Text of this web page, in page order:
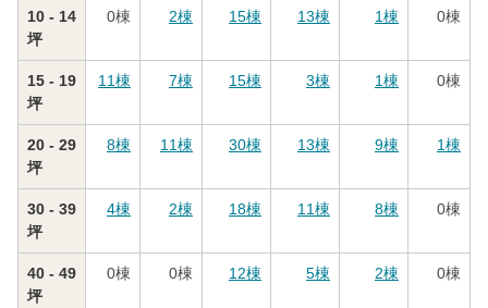
10 - 14
坪
0棟 2棟 15棟 13棟 1棟 0棟
15 - 19
坪
11棟 7棟 15棟 3棟 1棟 0棟
20 - 29
坪
8棟 11棟 30棟 13棟 9棟 1棟
30 - 39
坪
4棟 2棟 18棟 11棟 8棟 0棟
40 - 49
坪
0棟 0棟 12棟 5棟 2棟 0棟